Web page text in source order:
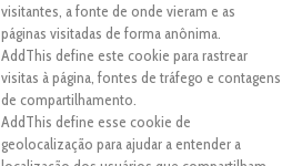
visitantes, a fonte de onde vieram e as
páginas visitadas de forma anônima.
AddThis define este cookie para rastrear
visitas à página, fontes de tráfego e contagens
de compartilhamento.
AddThis define esse cookie de
geolocalização para ajudar a entender a